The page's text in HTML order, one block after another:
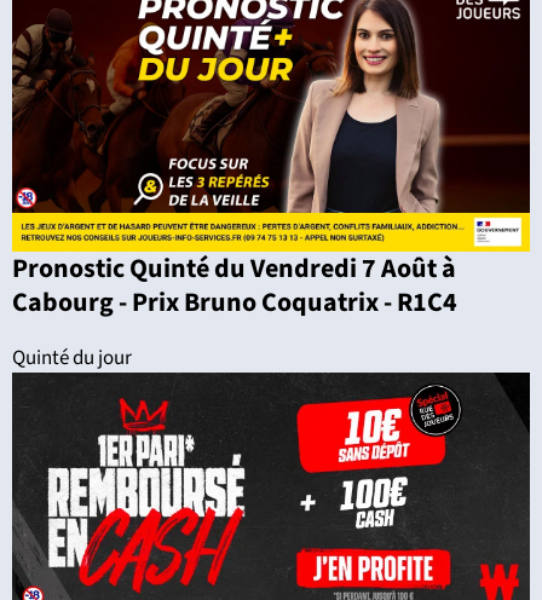
Pronostic Quinté du Vendredi 7 Août à
Cabourg - Prix Bruno Coquatrix - R1C4
Quinté du jour